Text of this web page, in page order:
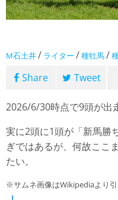
M石土井/ ライター /種牡馬/
Share Tweet
2026/6/30時点で9頭が出
実に2頭に1頭が「新馬勝
ぎではあるが、何故ここ
たい。
※サムネ画像はWikipediaより